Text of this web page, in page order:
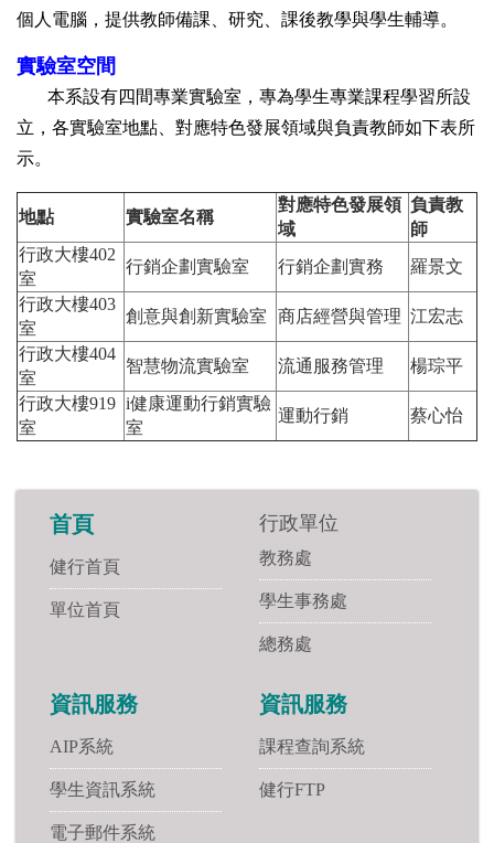
個人電腦，提供教師備課、研究、課後教學與學生輔導。
實驗室空間
本系設有四間專業實驗室，專為學生專業課程學習所設
立，各實驗室地點、對應特色發展領域與負責教師如下表所
示。
地點 實驗室名稱
對應特色發展領
域
負責教
師
行政大樓402
室
行銷企劃實驗室 行銷企劃實務
羅景文
行政大樓403
室
創意與創新實驗室 商店經營與管理 江宏志
行政大樓404
室
智慧物流實驗室 流通服務管理
楊琮平
行政大樓919
室
i健康運動行銷實驗
室
運動行銷 蔡心怡
首頁
健行首頁
單位首頁
行政單位
教務處
學生事務處
總務處
資訊服務
AIP系統
學生資訊系統
電子郵件系統
資訊服務
課程查詢系統
健行FTP